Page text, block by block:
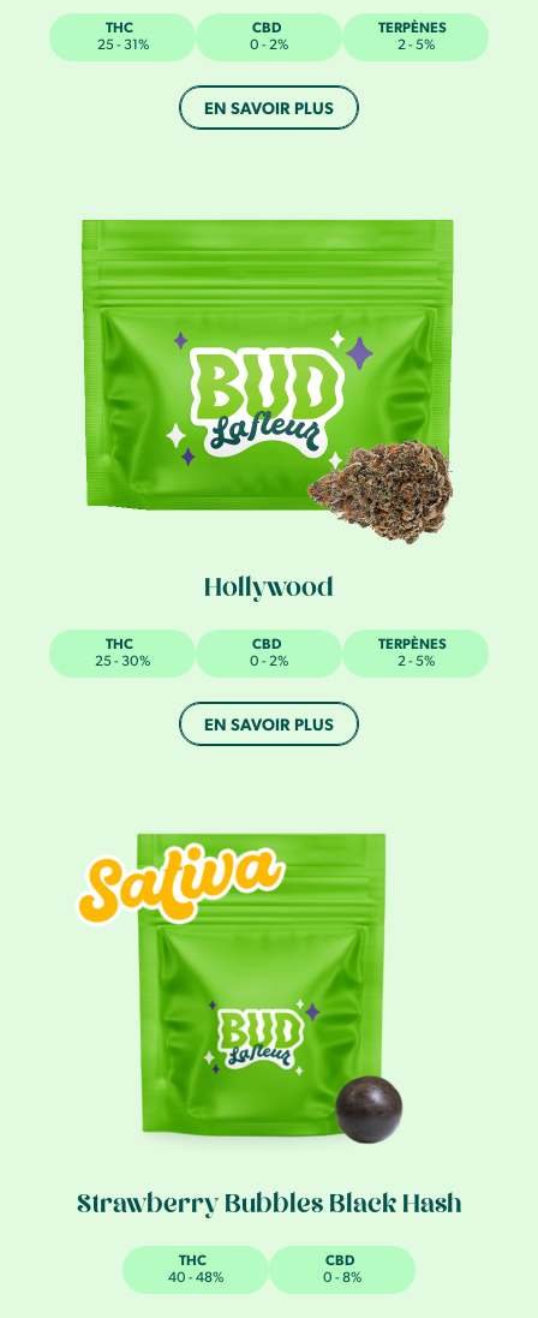
THC
25 - 31%
CBD
0 - 2%
TERPÈNES
2 - 5%
EN SAVOIR PLUS
Hollywood
THC
25 - 30%
CBD
0 - 2%
TERPÈNES
2 - 5%
EN SAVOIR PLUS
Strawberry Bubbles Black Hash
THC
40 - 48%
CBD
0 - 8%